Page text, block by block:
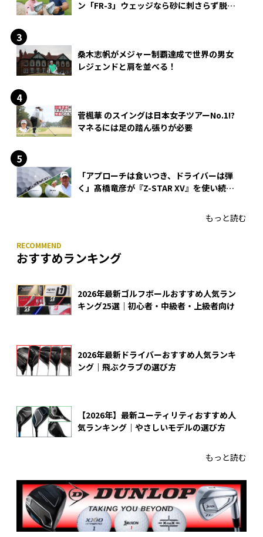
ン「FR-3」ウェッジなら砂に刺さらず脱出
桑木志帆がメジャー制覇達成で世界の男女
レジェンドと肩を並べる！
菅楓華 のスイングは日本女子ツアーNo.1!?
マネるには足の踏ん張りが必要
「アプローチは食いつき、ドライバーは弾
く」髙橋竜彦が『Z-STAR XV』を使い続け
もっと読む
おすすめランキング
2026年最新ゴルフボールおすすめ人気ラン
キング25選｜初心者・中級者・上級者向け
2026年最新ドライバーおすすめ人気ランキ
ング｜飛ぶクラブの選び方
【2026年】最新ユーティリティおすすめ人
気ランキング｜やさしいモデルの選び方
もっと読む